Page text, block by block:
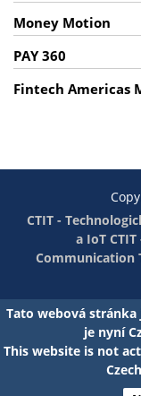
Money Motion
PAY 360
Fintech Americas
CTIT -
a IoT
Communication
Tato webová stránka
je nyní
This website is not